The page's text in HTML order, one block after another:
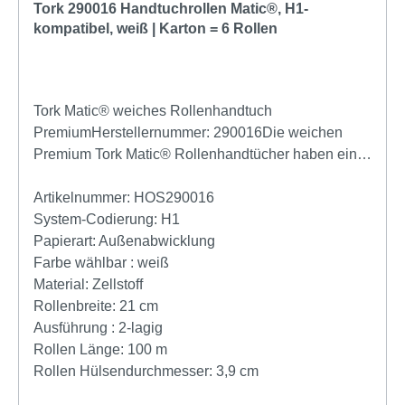
Tork 290016 Handtuchrollen Matic®, H1-
kompatibel, weiß | Karton = 6 Rollen
Tork Matic® weiches Rollenhandtuch
PremiumHerstellernummer: 290016Die weichen
Premium Tork Matic® Rollenhandtücher haben eine
Wahl für Vorzeige-Waschräume. Dank QuickDry™
trocknen sie die Hände schnell und gründlich. Diese
Handtücher passen für die Tork Matic® Spender für
Rollenhandtücher, die für die leichte Wartung in
Waschräumen mit hoher Besucherfrequenz
entwickelt wurden. Das spart Zeit und kontrolliert
dank Einzelblattausgabe auch den
Verbrauch.Ansprechendes Lorbeerblatt-Design von
Tork: hinterlässt einen guten EindruckGroße, weiche
Artikelnummer: HOS290016
System-Codierung: H1
Papierart: Außenabwicklung
Farbe wählbar : weiß
Material: Zellstoff
Rollenbreite: 21 cm
Ausführung : 2-lagig
Rollen Länge: 100 m
Rollen Hülsendurchmesser: 3,9 cm